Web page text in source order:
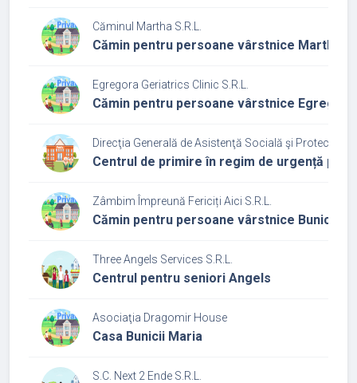
Căminul Martha S.R.L.
Cămin pentru persoane vârstnice Martha
Egregora Geriatrics Clinic S.R.L.
Cămin pentru persoane vârstnice
Direcţia Generală de Asistenţă Socială şi Protecţia
Centrul de primire în regim de urgență
Zâmbim Împreună Fericiți Aici S.R.L.
Cămin pentru persoane vârstnice Bunicii
Three Angels Services S.R.L.
Centrul pentru seniori Angels
Asociaţia Dragomir House
Casa Bunicii Maria
S.C. Next 2 Ende S.R.L.